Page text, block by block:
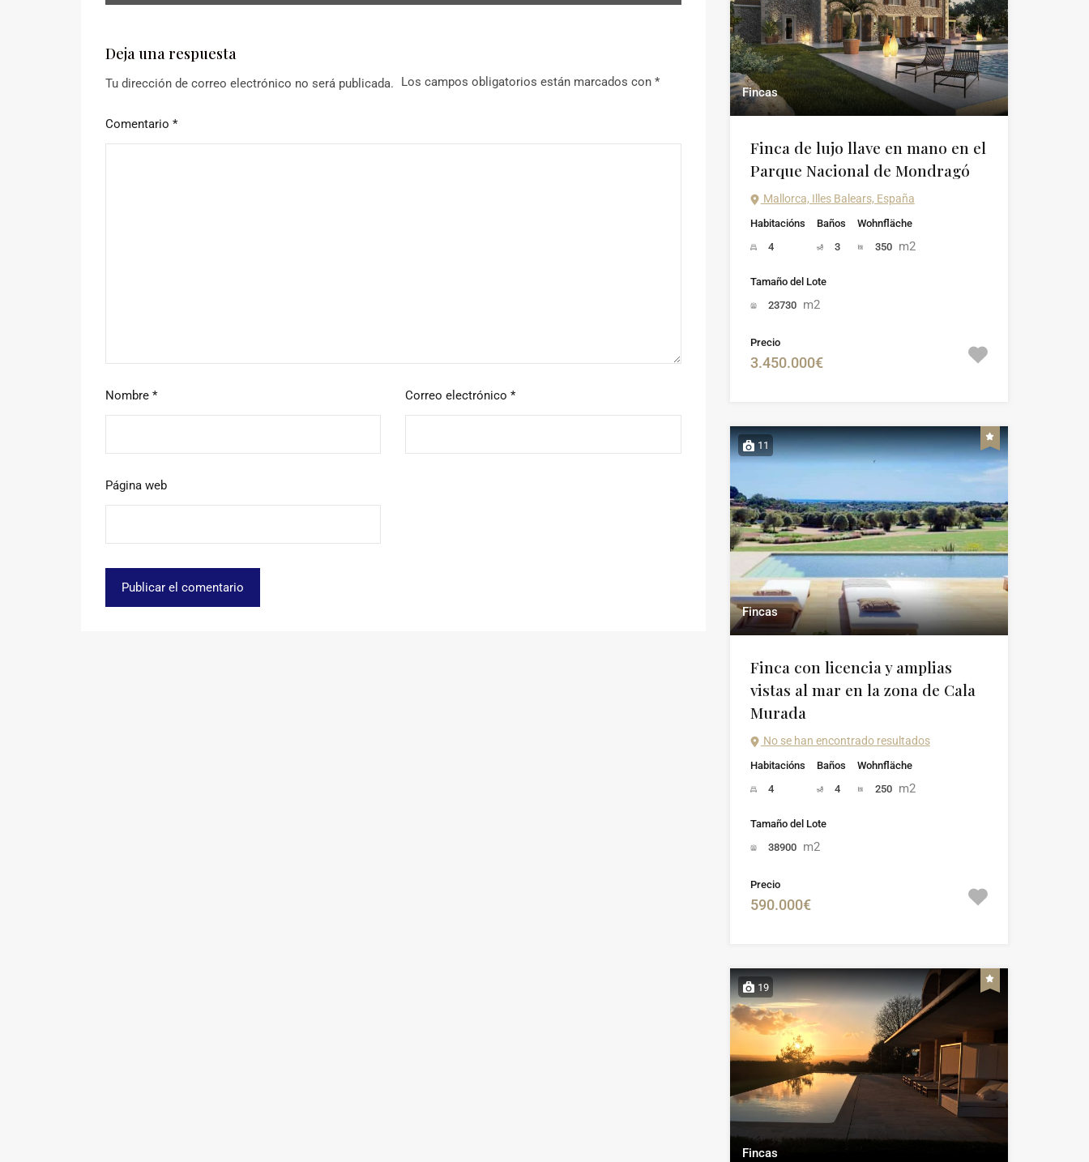
Deja una respuesta
Tu dirección de correo electrónico no será publicada. Los campos obligatorios están marcados con *
Comentario *
Nombre * Correo electrónico*
Página web
Fincas
Finca de lujo llave en mano en el
Parque Nacional de Mondragó
Mallorca, Illes Balears, España
Habitacións
4
Baños
3
Wohnfläche
350 m2
Tamaño del Lote
23730 m2
Precio
3.450.000€
11
Fincas
Finca con licencia y amplias
vistas al mar en la zona de Cala
Murada
No se han encontrado resultados
Habitacións
4
Baños
4
Wohnfläche
250 m2
Tamaño del Lote
38900 m2
Precio
590.000€
19
Fincas